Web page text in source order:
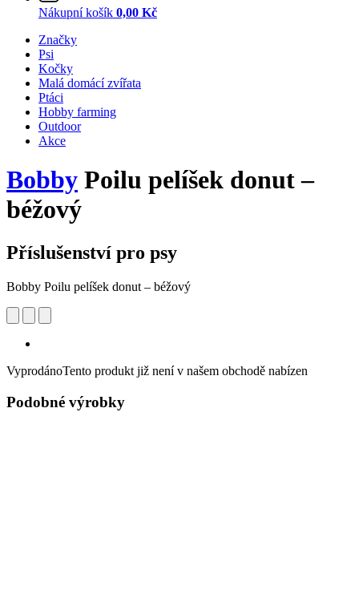
Nákupní košík 0,00 Kč
Značky
Psi
Kočky
Malá domácí zvířata
Ptáci
Hobby farming
Outdoor
Akce
Bobby Poilu pelíšek donut –
béžový
Příslušenství pro psy
Bobby Poilu pelíšek donut – béžový
VyprodánoTento produkt již není v našem obchodě nabízen
Podobné výrobky